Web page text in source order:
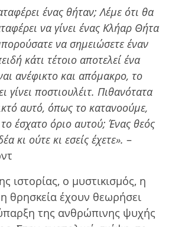
ένας θήταν; Λέµε ότι θα
να γίνει ένας Κλήαρ Θήτα
να σηµειώσετε έναν
κάτι τέτοιο αποτελεί ένα
ανέφικτο και απόµακρο, το
γίνει ποστιουλέιτ. Πιθανότατα
αυτό, όπως το κατανοούµε,
έσχατο όριο αυτού; Ένας θεός
κι ούτε κι εσείς έχετε». –
ιστορίας, ο µυστικισµός, η
θρησκεία έχουν θεωρήσει
της ανθρώπινης ψυχής